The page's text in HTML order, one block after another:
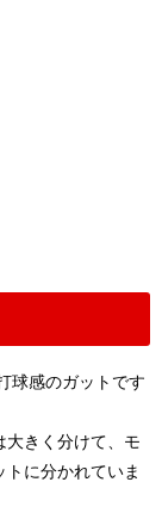
球感のガットです
大きく分けて、モ
トに分かれていま